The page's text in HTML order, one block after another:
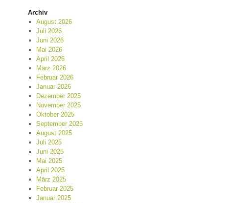
Archiv
August 2026
Juli 2026
Juni 2026
Mai 2026
April 2026
März 2026
Februar 2026
Januar 2026
Dezember 2025
November 2025
Oktober 2025
September 2025
August 2025
Juli 2025
Juni 2025
Mai 2025
April 2025
März 2025
Februar 2025
Januar 2025